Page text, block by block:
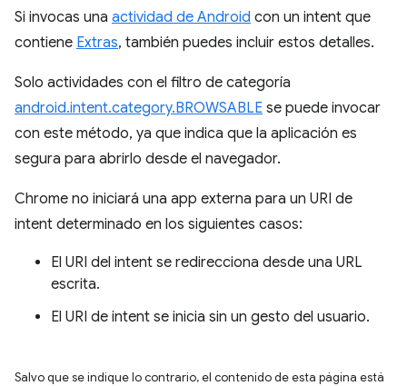
Si invocas una actividad de Android con un intent que
contiene Extras, también puedes incluir estos detalles.
Solo actividades con el filtro de categoría
android.intent.category.BROWSABLE se puede invocar
con este método, ya que indica que la aplicación es
segura para abrirlo desde el navegador.
Chrome no iniciará una app externa para un URI de
intent determinado en los siguientes casos:
El URI del intent se redirecciona desde una URL
escrita.
El URI de intent se inicia sin un gesto del usuario.
Salvo que se indique lo contrario, el contenido de esta página está